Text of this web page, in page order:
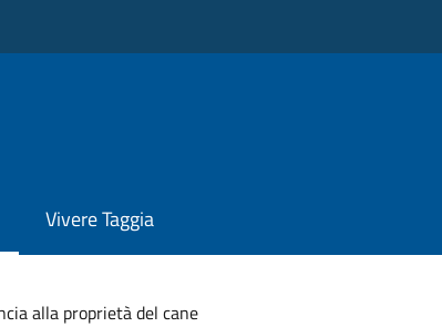
Vivere Taggia
alla proprietà del cane